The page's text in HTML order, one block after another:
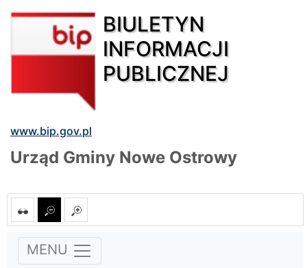
BIULETYN
INFORMACJI
PUBLICZNEJ
www.bip.gov.pl
Urząd Gminy Nowe Ostrowy
MENU